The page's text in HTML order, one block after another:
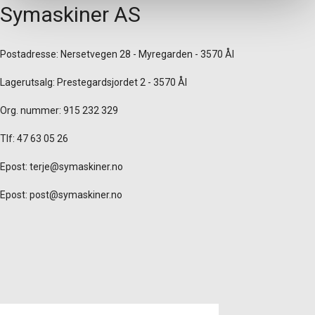
Symaskiner AS
Postadresse: Nersetvegen 28 - Myregarden - 3570 Ål
Lagerutsalg: Prestegardsjordet 2 - 3570 Ål
Org. nummer: 915 232 329
Tlf: 47 63 05 26
Epost: terje@symaskiner.no
Epost: post@symaskiner.no